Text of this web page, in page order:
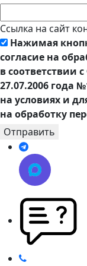
Ссылка на сайт
Нажимая
согласие на
в соответствии
27.07.2006 года
на условиях и
на обработку
Отправить